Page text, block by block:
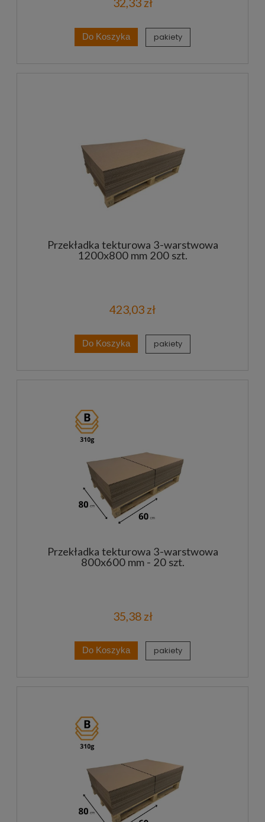
Do Koszyka pakiety
Przekładka tekturowa 3-warstwowa
1200x800 mm 200 szt.
423,03 zł
Do Koszyka pakiety
Przekładka tekturowa 3-warstwowa
800x600 mm - 20 szt.
35,38 zł
Do Koszyka pakiety